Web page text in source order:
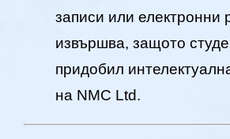
записи или електронни
извършва, защото
придобил
на NMC Ltd.